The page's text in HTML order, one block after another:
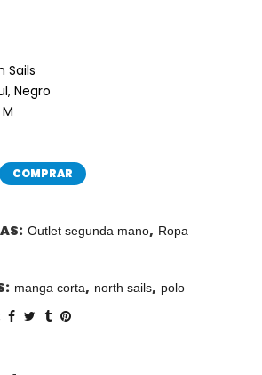
Sails
Negro
COMPRAR
Outlet segunda mano, Ropa
manga corta, north sails, polo